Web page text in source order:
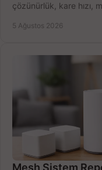
çözünürlük, kare hızı,
5 Ağustos 2026
Mesh Sistem